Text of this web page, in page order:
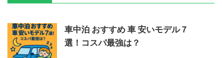
車中泊 おすすめ 車 安いモデル７
選！コスパ最強は？